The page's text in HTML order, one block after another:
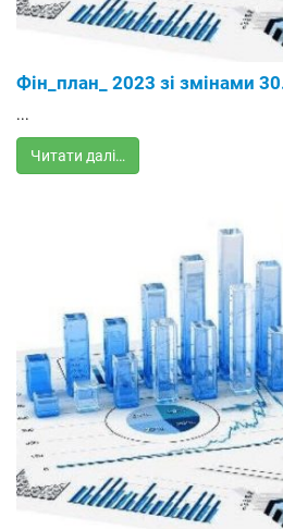
Фін_план_ 2023 зі змінами
...
Читати далі…